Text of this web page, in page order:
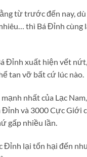
từ trước đến nay,
thì Bá Đỉnh cùng
Đỉnh xuất hiện vết
tan vỡ bất cứ lúc nào.
nhất của Lạc
và 3000 Cực Giới
gấp nhiều lần.
Đỉnh lại tổn hại đến